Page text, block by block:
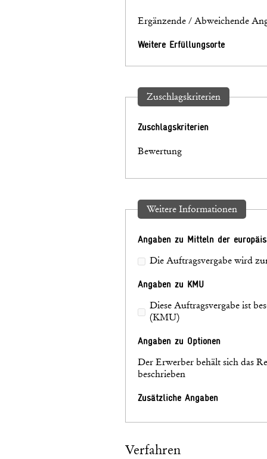
Ergänzende / Abweichende
Weitere Erfüllungsorte
Zuschlagskriterien
Zuschlagskriterien
Bewertung
Weitere Informationen
Angaben zu Mitteln der
Die Auftragsvergabe wird
Angaben zu KMU
Diese Auftragsvergabe ist
(KMU)
Angaben zu Optionen
Der Erwerber behält sich das
beschrieben
Zusätzliche Angaben
Verfahren